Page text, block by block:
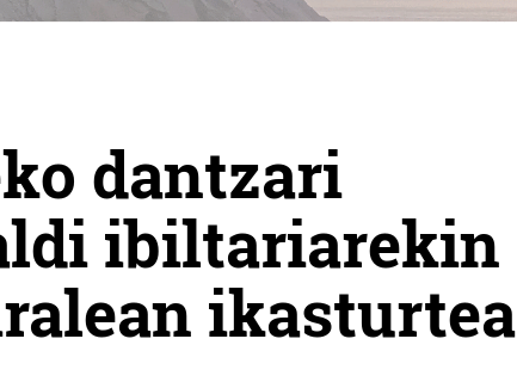
dantzari
ibiltariarekin
ikasturtea